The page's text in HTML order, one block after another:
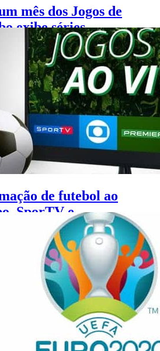
mês dos Jogos de
exibe séries
o tema
de futebol ao
SporTV e
a 29 de junho)